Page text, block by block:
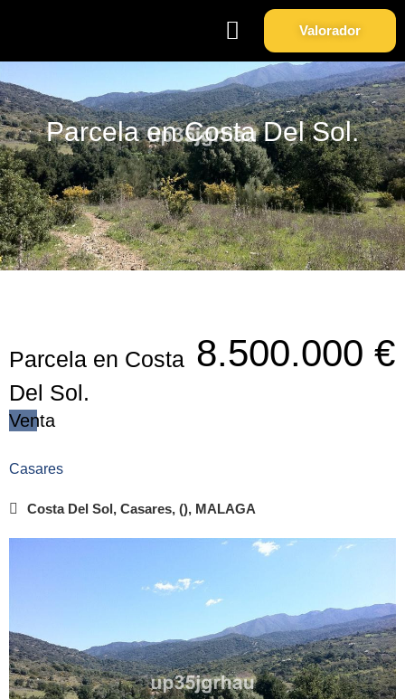
Valorador
Parcela en Costa Del Sol.
Parcela en Costa
Del Sol.
8.500.000 €
Venta
Casares
Costa Del Sol, Casares, (), MALAGA